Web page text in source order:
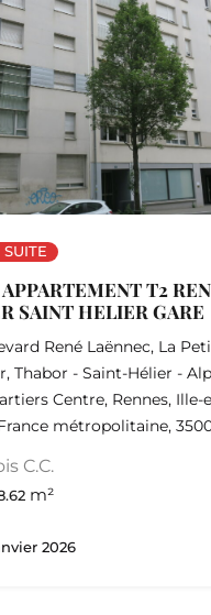
T2
SAINT HELIER GARE
René Laënnec, La
Thabor - Saint-Hélier -
Centre, Rennes, Ille-
métropolitaine,
C.C.
m²
2026